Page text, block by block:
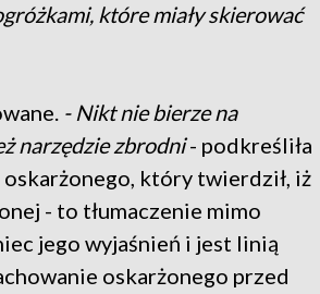
które miały skierować
- Nikt nie bierze na
narzędzie zbrodni- podkreśliła
oskarżonego, który twierdził, iż
- to tłumaczenie mimo
jego wyjaśnień i jest linią
oskarżonego przed